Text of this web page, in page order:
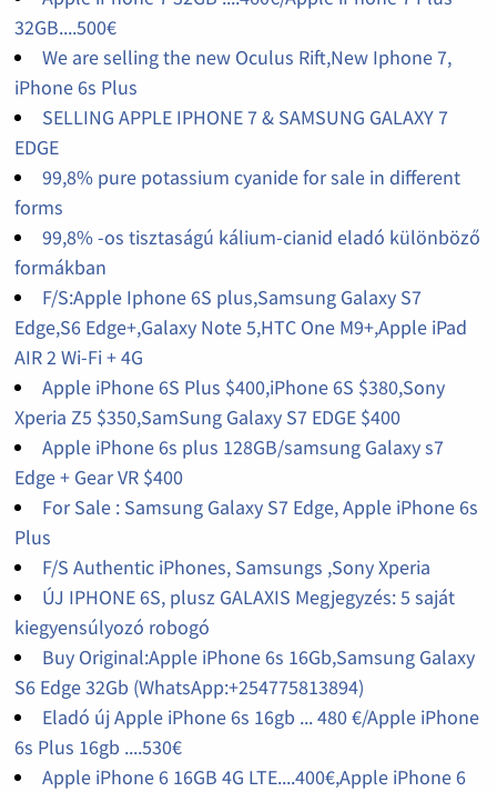
32GB....500€
We are selling the new Oculus Rift,New Iphone 7,
iPhone 6s Plus
SELLING APPLE IPHONE 7 & SAMSUNG GALAXY 7
EDGE
99,8% pure potassium cyanide for sale in different
forms
99,8% -os tisztaságú kálium-cianid eladó különböző
formákban
F/S:Apple Iphone 6S plus,Samsung Galaxy S7
Edge,S6 Edge+,Galaxy Note 5,HTC One M9+,Apple iPad
AIR 2 Wi-Fi + 4G
Apple iPhone 6S Plus $400,iPhone 6S $380,Sony
Xperia Z5 $350,SamSung Galaxy S7 EDGE $400
Apple iPhone 6s plus 128GB/samsung Galaxy s7
Edge + Gear VR $400
For Sale : Samsung Galaxy S7 Edge, Apple iPhone 6s
Plus
F/S Authentic iPhones, Samsungs ,Sony Xperia
ÚJ IPHONE 6S, plusz GALAXIS Megjegyzés: 5 saját
kiegyensúlyozó robogó
Buy Original:Apple iPhone 6s 16Gb,Samsung Galaxy
S6 Edge 32Gb (WhatsApp:+254775813894)
Eladó új Apple iPhone 6s 16gb ... 480 €/Apple iPhone
6s Plus 16gb ....530€
Apple iPhone 6 16GB 4G LTE....400€,Apple iPhone 6